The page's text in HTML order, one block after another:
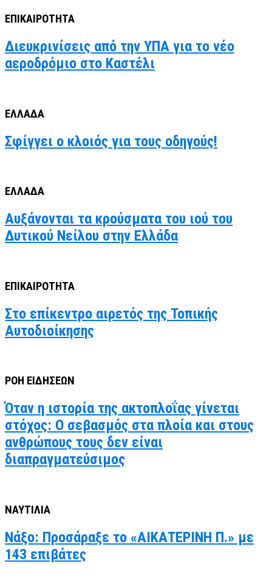
ΕΠΙΚΑΙΡΟΤΗΤΑ
Διευκρινίσεις από την ΥΠΑ για το νέο
αεροδρόμιο στο Καστέλι
ΕΛΛΑΔΑ
Σφίγγει ο κλοιός για τους οδηγούς!
ΕΛΛΑΔΑ
Αυξάνονται τα κρούσματα του ιού του
Δυτικού Νείλου στην Ελλάδα
ΕΠΙΚΑΙΡΟΤΗΤΑ
Στο επίκεντρο αιρετός της Τοπικής
Αυτοδιοίκησης
ΡΟΗ ΕΙΔΗΣΕΩΝ
Όταν η ιστορία της ακτοπλοΐας γίνεται
στόχος: Ο σεβασμός στα πλοία και στους
ανθρώπους τους δεν είναι
διαπραγματεύσιμος
ΝΑΥΤΙΛΙΑ
Νάξο: Προσάραξε το «ΑΙΚΑΤΕΡΙΝΗ Π.» με
143 επιβάτες